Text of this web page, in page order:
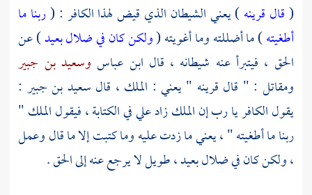
(قال قرينه) يعني الشيطان الذي قيض لهذا الكافر : (ربنا ما
أطغيته) ما أضللته وما أغويته (ولكن كان في ضلال بعيد) عن
الحق ، فيتبرأ عنه شيطانه ، قال ابن عباس وسعيد بن جبير
ومقاتل : " قال قرينه " يعني : الملك ، قال سعيد بن جبير :
يقول الكافر يا رب إن الملك زاد علي في الكتابة ، فيقول الملك "
ربنا ما أطغيته " ، يعني ما زدت عليه وما كتبت إلا ما قال وعمل
، ولكن كان في ضلال بعيد ، طويل لا يرجع عنه إلى الحق .